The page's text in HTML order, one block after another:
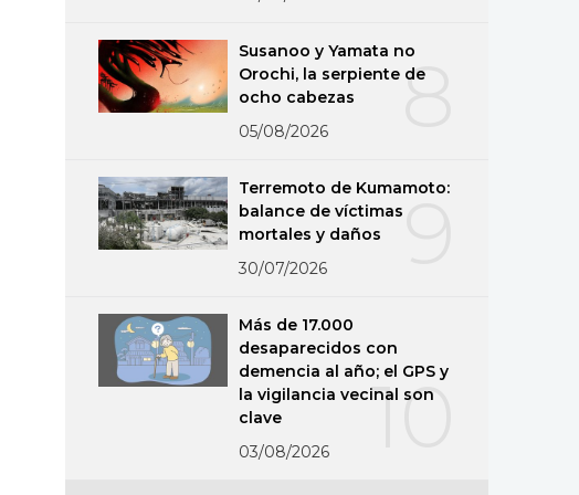
8
Susanoo y Yamata no
Orochi, la serpiente de
ocho cabezas
05/08/2026
Terremoto de Kumamoto:
balance de víctimas
mortales y daños
30/07/2026
10
Más de 17.000
desaparecidos con
demencia al año; el GPS y
la vigilancia vecinal son
clave
03/08/2026